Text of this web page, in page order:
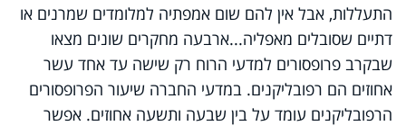
התעללות, אבל אין להם שום אמפתיה למלומדים שמרנים או
דתיים שסובלים מאפליה...ארבעה מחקרים שונים מצאו
שבקרב פרופסורים למדעי הרוח רק שישה עד אחד עשר
אחוזים הם רפובליקנים. במדעי החברה שיעור הפרופסורים
הרפובליקנים עומד על בין שבעה ותשעה אחוזים. אפשר